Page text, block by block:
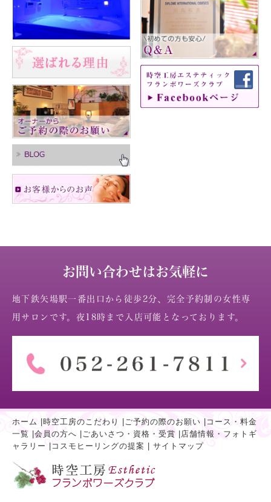
お問い合わせはお気軽に
地下鉄矢場駅一番出口から徒歩2分、完全予約制の女性専
用サロンです。夜18時まで入店可能となっております。
ホーム 時空工房のこだわり ご予約の際のお願い
コース・料金
一覧
会員の方へ ごあいさつ・資格・受賞
店舗情報・フォトギ
ャラリー
コスモヒーリングの提案 サイトマップ